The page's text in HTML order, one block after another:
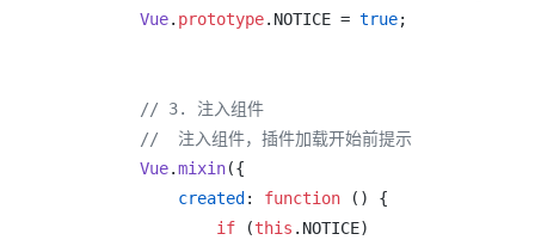
Vue. prototype. NOTICE = true;
// 3. 注入组件
//  注入组件，插件加载开始前提示
Vue.mixin({
created : function ( ) {
if (this . NOTICE)